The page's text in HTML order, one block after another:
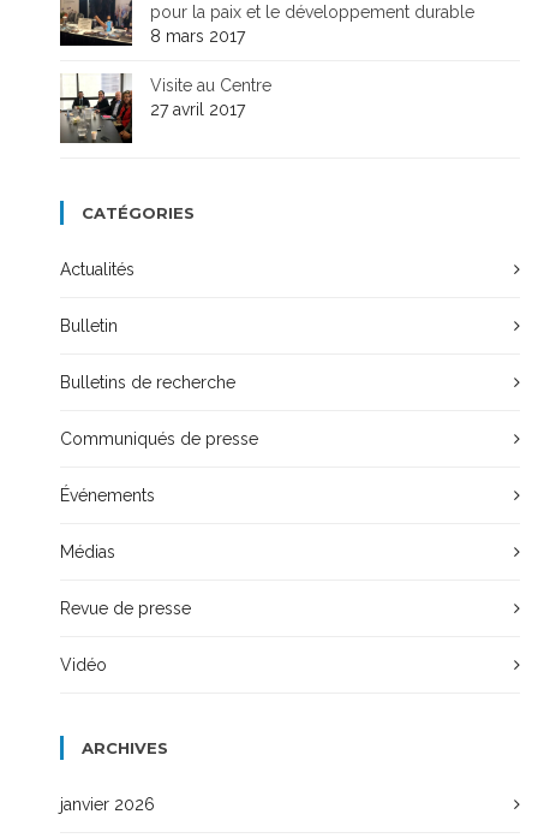
pour la paix et le développement durable
8 mars 2017
Visite au Centre
27 avril 2017
CATÉGORIES
Actualités
Bulletin
Bulletins de recherche
Communiqués de presse
Événements
Médias
Revue de presse
Vidéo
ARCHIVES
janvier 2026